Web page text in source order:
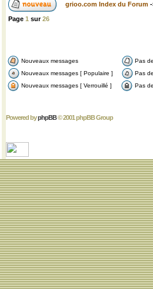
grioo.com Index du Forum
Page 1 sur26
Nouveaux messages
Pas
Nouveaux messages [ Populaire ]
Pas
Nouveaux messages [ Verrouillé ]
Pas
Powered byphpBB© 2001 phpBB Group